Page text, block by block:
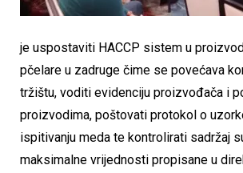
je uspostaviti HACCP sistem u
pčelare u zadruge čime se povećava
tržištu, voditi evidenciju proizvođača i
proizvodima, poštovati protokol o
ispitivanju meda te kontrolirati sadržaj
maksimalne vrijednosti propisane u